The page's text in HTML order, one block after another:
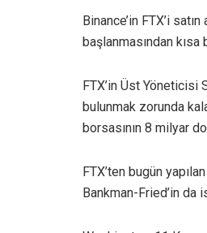
Binance’in FTX’i
başlanmasından
FTX’in Üst Yöneticisi
bulunmak zorunda
borsasının 8 milyar
FTX’ten bugün
Bankman-Fried’in